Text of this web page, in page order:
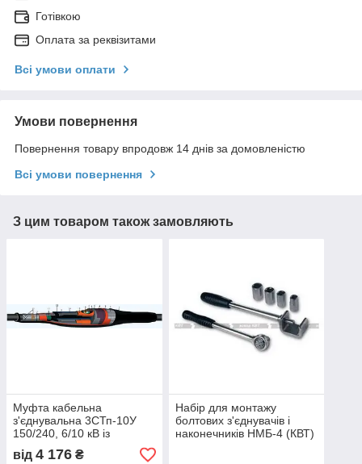
Готівкою
Оплата за реквізитами
Всі умови оплати
Умови повернення
Повернення товару впродовж 14 днів за домовленістю
Всі умови повернення
З цим товаром також замовляють
Муфта кабельна
з'єднувальна 3СТп-10У
150/240, 6/10 кВ із
болтовими з'єднувачами
від 4 176 ₴
Набір для монтажу
болтових з'єднувачів і
наконечників НМБ-4 (КВТ)